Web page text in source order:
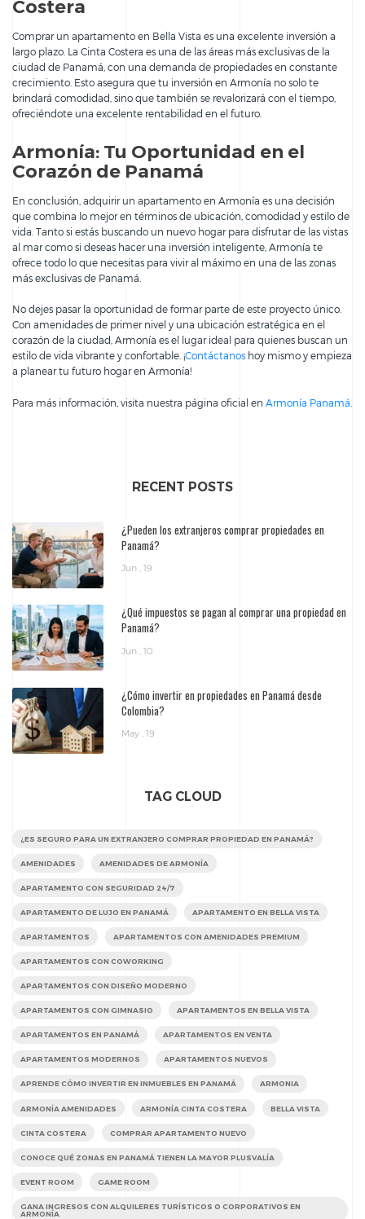
Costera
Comprar un apartamento en Bella Vista es una excelente inversión a
largo plazo. La Cinta Costera es una de las áreas más exclusivas de la
ciudad de Panamá, con una demanda de propiedades en constante
crecimiento. Esto asegura que tu inversión en Armonía no solo te
brindará comodidad, sino que también se revalorizará con el tiempo,
ofreciéndote una excelente rentabilidad en el futuro.
Armonía: Tu Oportunidad en el
Corazón de Panamá
En conclusión, adquirir un apartamento en Armonía es una decisión
que combina lo mejor en términos de ubicación, comodidad y estilo de
vida. Tanto si estás buscando un nuevo hogar para disfrutar de las vistas
al mar como si deseas hacer una inversión inteligente, Armonía te
ofrece todo lo que necesitas para vivir al máximo en una de las zonas
más exclusivas de Panamá.
No dejes pasar la oportunidad de formar parte de este proyecto único.
Con amenidades de primer nivel y una ubicación estratégica en el
corazón de la ciudad, Armonía es el lugar ideal para quienes buscan un
estilo de vida vibrante y confortable. ¡Contáctanos hoy mismo y empieza
a planear tu futuro hogar en Armonía!
Para más información, visita nuestra página oficial en Armonía Panamá
RECENT POSTS
¿Pueden los extranjeros comprar propiedades en
Panamá?
Jun , 19
¿Qué impuestos se pagan al comprar una propiedad en
Panamá?
Jun , 10
¿Cómo invertir en propiedades en Panamá desde
Colombia?
May , 19
TAG CLOUD
¿ES SEGURO PARA UN EXTRANJERO COMPRAR PROPIEDAD EN PANAMÁ?
AMENIDADES AMENIDADES DE ARMONÍA
APARTAMENTO CON SEGURIDAD 24/7
APARTAMENTO DE LUJO EN PANAMÁ APARTAMENTO EN BELLA VISTA
APARTAMENTOS APARTAMENTOS CON AMENIDADES PREMIUM
APARTAMENTOS CON COWORKING
APARTAMENTOS CON DISEÑO MODERNO
APARTAMENTOS CON GIMNASIO APARTAMENTOS EN BELLA VISTA
APARTAMENTOS EN PANAMÁ APARTAMENTOS EN VENTA
APARTAMENTOS MODERNOS APARTAMENTOS NUEVOS
APRENDE CÓMO INVERTIR EN INMUEBLES EN PANAMÁ ARMONIA
ARMONÍA AMENIDADES ARMONÍA CINTA COSTERA BELLA VISTA
CINTA COSTERA COMPRAR APARTAMENTO NUEVO
CONOCE QUÉ ZONAS EN PANAMÁ TIENEN LA MAYOR PLUSVALÍA
EVENT ROOM GAME ROOM
GANA INGRESOS CON ALQUILERES TURÍSTICOS O CORPORATIVOS EN
ARMONÍA